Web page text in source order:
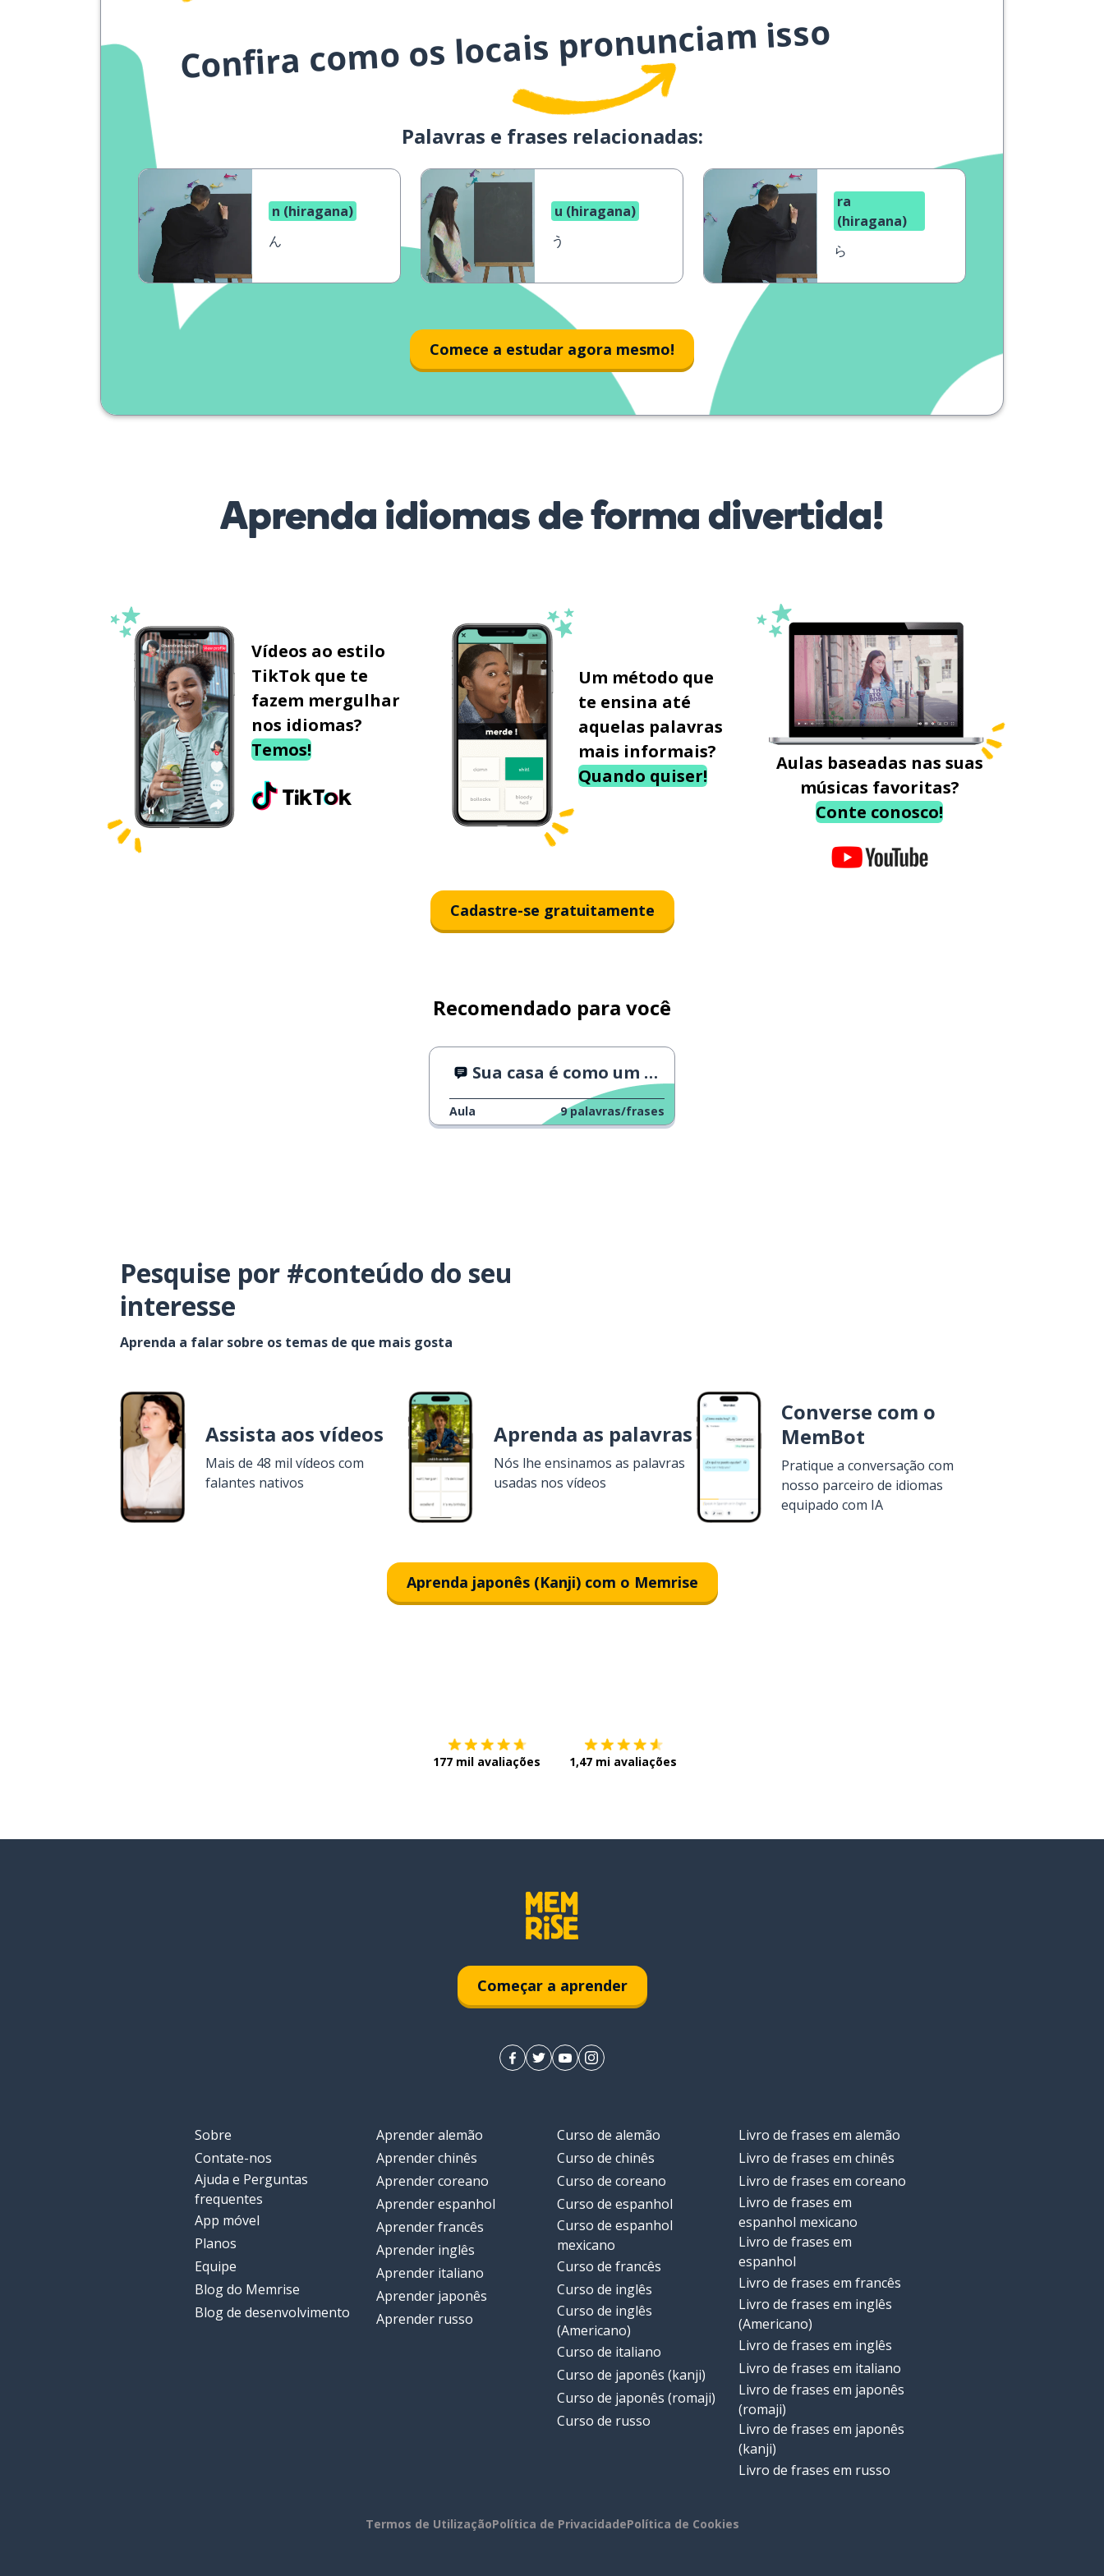
Confira como os locais pronunciam isso
Palavras e frases relacionadas:
n (hiragana)
ん
u (hiragana)
う
ra
(hiragana)
ら
Comece a estudar agora mesmo!
Aprenda idiomas de forma divertida!
Vídeos ao estilo
TikTok que te
fazem mergulhar
nos idiomas?
Temos!
Um método que
te ensina até
aquelas palavras
mais informais?
Quando quiser!
Aulas baseadas nas suas
músicas favoritas?
Conte conosco!
Cadastre-se gratuitamente
Recomendado para você
Sua casa é como um castelo!
Aula 9 palavras/frases
Pesquise por #conteúdo do seu
interesse
Aprenda a falar sobre os temas de que mais gosta
Assista aos vídeos
Mais de 48 mil vídeos com
falantes nativos
Aprenda as palavras
Nós lhe ensinamos as palavras
usadas nos vídeos
Converse com o
MemBot
Pratique a conversação com
nosso parceiro de idiomas
equipado com IA
Aprenda japonês (Kanji) com o Memrise
177 mil avaliações 1,47 mi avaliações
Começar a aprender
Sobre
Contate-nos
Ajuda e Perguntas
frequentes
App móvel
Planos
Equipe
Blog do Memrise
Blog de desenvolvimento
Aprender alemão
Aprender chinês
Aprender coreano
Aprender espanhol
Aprender francês
Aprender inglês
Aprender italiano
Aprender japonês
Aprender russo
Curso de alemão
Curso de chinês
Curso de coreano
Curso de espanhol
Curso de espanhol
mexicano
Curso de francês
Curso de inglês
Curso de inglês
(Americano)
Curso de italiano
Curso de japonês (kanji)
Curso de japonês (romaji)
Curso de russo
Livro de frases em alemão
Livro de frases em chinês
Livro de frases em coreano
Livro de frases em
espanhol mexicano
Livro de frases em
espanhol
Livro de frases em francês
Livro de frases em inglês
(Americano)
Livro de frases em inglês
Livro de frases em italiano
Livro de frases em japonês
(romaji)
Livro de frases em japonês
(kanji)
Livro de frases em russo
Termos de UtilizaçãoPolítica de PrivacidadePolítica de Cookies